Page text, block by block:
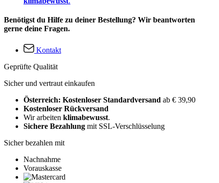
Benötigst du Hilfe zu deiner Bestellung? Wir beantworten
gerne deine Fragen.
Kontakt
Geprüfte Qualität
Sicher und vertraut einkaufen
Österreich: Kostenloser Standardversand ab € 39,90
Kostenloser Rückversand
Wir arbeiten klimabewusst.
Sichere Bezahlung mit SSL-Verschlüsselung
Sicher bezahlen mit
Nachnahme
Vorauskasse